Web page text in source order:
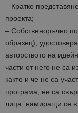
– Кратко
проекта;
– Собственоръчно
образец),
авторството на
части от него не са
както и че не са
програма; не са
лица, намиращи се в